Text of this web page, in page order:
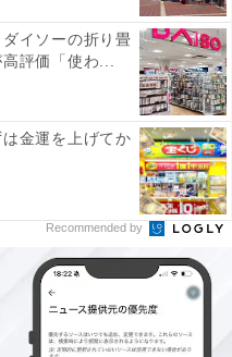
ダイソーの折り畳
評価「使わ...
金運を上げてか
Recommended by